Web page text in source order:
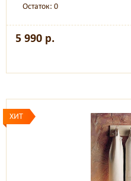
Остаток: 0
5 990 р.
ХИТ